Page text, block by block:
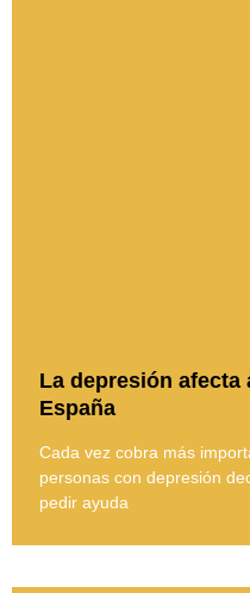
La depresión afecta
España
Cada vez cobra más
personas con depresión
pedir ayuda